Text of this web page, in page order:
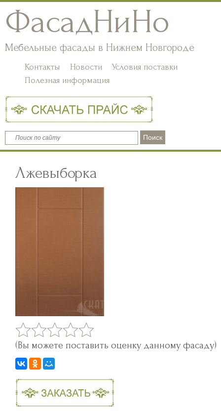
ФасадНиНо
Мебельные фасады в Нижнем Новгороде
Контакты Новости
Условия поставки
Полезная информация
Лжевыборка
(Вы можете поставить оценку данному фасаду)